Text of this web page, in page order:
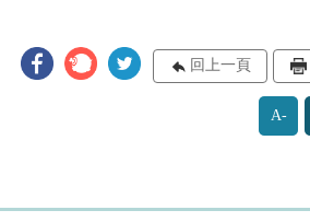
回上一頁
A-